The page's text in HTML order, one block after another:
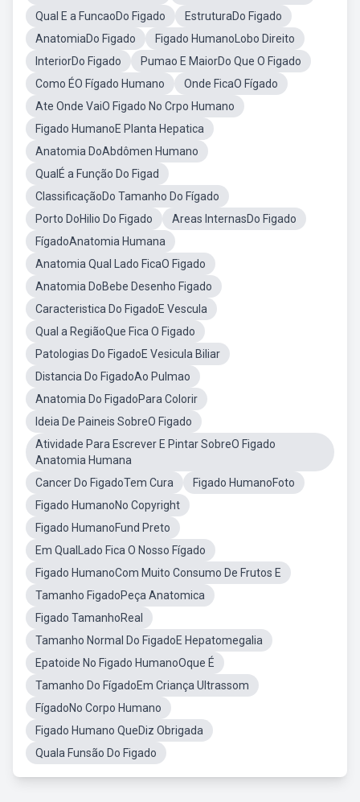
Qual E a FuncaoDo Figado
EstruturaDo Figado
AnatomiaDo Figado
Figado HumanoLobo Direito
InteriorDo Figado
Pumao E MaiorDo Que O Figado
Como ÉO Fígado Humano
Onde FicaO Fígado
Ate Onde VaiO Figado No Crpo Humano
Figado HumanoE Planta Hepatica
Anatomia DoAbdômen Humano
QualÉ a Função Do Figad
ClassificaçãoDo Tamanho Do Fígado
Porto DoHilio Do Figado
Areas InternasDo Figado
FígadoAnatomia Humana
Anatomia Qual Lado FicaO Figado
Anatomia DoBebe Desenho Figado
Caracteristica Do FigadoE Vescula
Qual a RegiãoQue Fica O Figado
Patologias Do FigadoE Vesicula Biliar
Distancia Do FigadoAo Pulmao
Anatomia Do FigadoPara Colorir
Ideia De Paineis SobreO Figado
Atividade Para Escrever E Pintar SobreO Figado
Anatomia Humana
Cancer Do FigadoTem Cura
Figado HumanoFoto
Figado HumanoNo Copyright
Figado HumanoFund Preto
Em QualLado Fica O Nosso Fígado
Figado HumanoCom Muito Consumo De Frutos E
Tamanho FigadoPeça Anatomica
Figado TamanhoReal
Tamanho Normal Do FigadoE Hepatomegalia
Epatoide No Figado HumanoOque É
Tamanho Do FígadoEm Criança Ultrassom
FígadoNo Corpo Humano
Figado Humano QueDiz Obrigada
Quala Funsão Do Figado